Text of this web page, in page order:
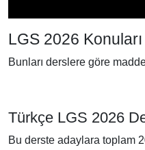
LGS 2026
Bunları derslere göre
Türkçe LGS 2026
Bu derste adaylara toplam